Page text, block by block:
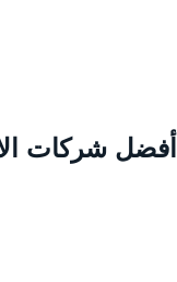
شركات